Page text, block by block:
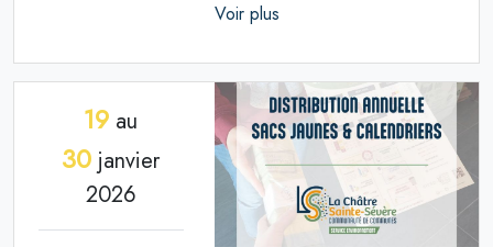
Voir plus
19 au
30 janvier
2026